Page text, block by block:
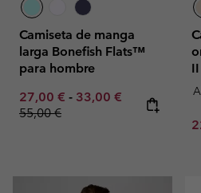
Camiseta de manga
larga Bonefish Flats™
para hombre
Minimum sale price:
27,00 € - Maximum sale price:
33,00 € Regular
55,00 €